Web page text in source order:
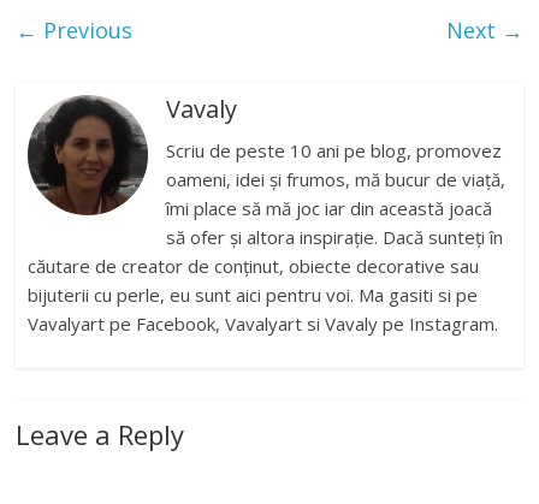
← Previous Next →
Vavaly
Scriu de peste 10 ani pe blog, promovez
oameni, idei și frumos, mă bucur de viață,
îmi place să mă joc iar din această joacă
să ofer și altora inspirație. Dacă sunteți în
căutare de creator de conținut, obiecte decorative sau
bijuterii cu perle, eu sunt aici pentru voi. Ma gasiti si pe
Vavalyart pe Facebook, Vavalyart si Vavaly pe Instagram.
Leave a Reply